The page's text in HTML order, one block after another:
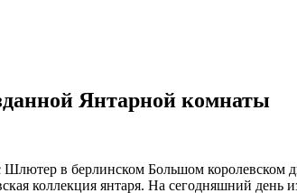
Янтарной комнаты
в берлинском Большом королевском
коллекция янтаря. На сегодняшний день